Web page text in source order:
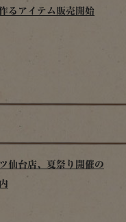
るアイテム販売開始
仙台店、夏祭り開催の